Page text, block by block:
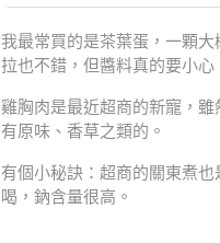
我最常買的是茶葉蛋，一顆
拉也不錯，但醬料真的要小
雞胸肉是最近超商的新寵，
有原味、香草之類的。
有個小秘訣：超商的關東煮
喝，鈉含量很高。